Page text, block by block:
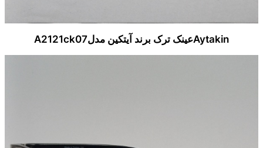
Aytakinعینک ترک برند آیتکین مدلA2121ck07